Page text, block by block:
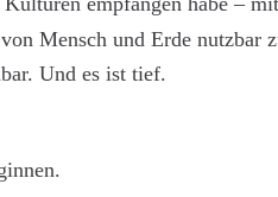
Mensch und Erde nutzbar
Und es ist tief.